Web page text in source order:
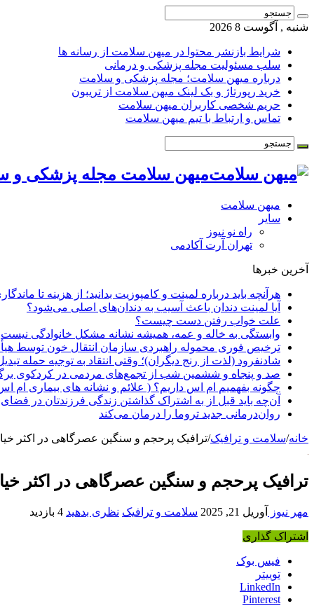
شنبه , آگوست 8 2026
شرایط بازنشر محتوا در میهن سلامت از رسانه ها
سلب مسئولیت مجله پزشکی و درمانی
درباره میهن سلامت؛ مجله پزشکی و سلامت
خرید رپورتاژ و بک لینک میهن سلامت از تریبون
حریم شخصی کاربران میهن سلامت
تماس و ارتباط با تیم میهن سلامت
میهن سلامت مجله پزشکی و
میهن سلامت
سایر
راه نو نیوز
تهران آرت آکادمی
آخرین خبرها
هرآنچه باید درباره لمینت و کامپوزیت بدانید؛ از هزینه تا
آیا لمینت دندان باعث آسیب به دندان‌های اصلی می‌شود؟
علت خواب رفتن دست چیست؟
وابستگی به خاله و عمه، همیشه نشانه مشکل خانوادگی نیست
ترخیص فوری محموله راهبردی سازمان انتقال خون توسط
شادنفرود (لذت از رنج دیگران)؛ وقتی انتقاد به توجیه حمله
صد و پنجاه‌ و ششمین شب از تجمع‌های مردمی در کردکوی
چگونه بفهمیم ام اس داریم؟ ( علائم و نشانه های بیماری ام
آن‌چه باید قبل از به اشتراک گذاشتن زندگی فرزندتان در فضای
روان‌درمانی جدید تروما را درمان می‌کند
خانه/سلامت و ترافیک/ترافیک پرحجم و سنگین عصرگاهی در اکثر
ترافیک پرحجم و سنگین عصرگاهی در اکثر
مهر نیوز آوریل 21, 2025 سلامت و ترافیک نظری بدهید 4 بازدید
اشتراک گذاری
فیس بوک
توییتر
LinkedIn
Pinterest